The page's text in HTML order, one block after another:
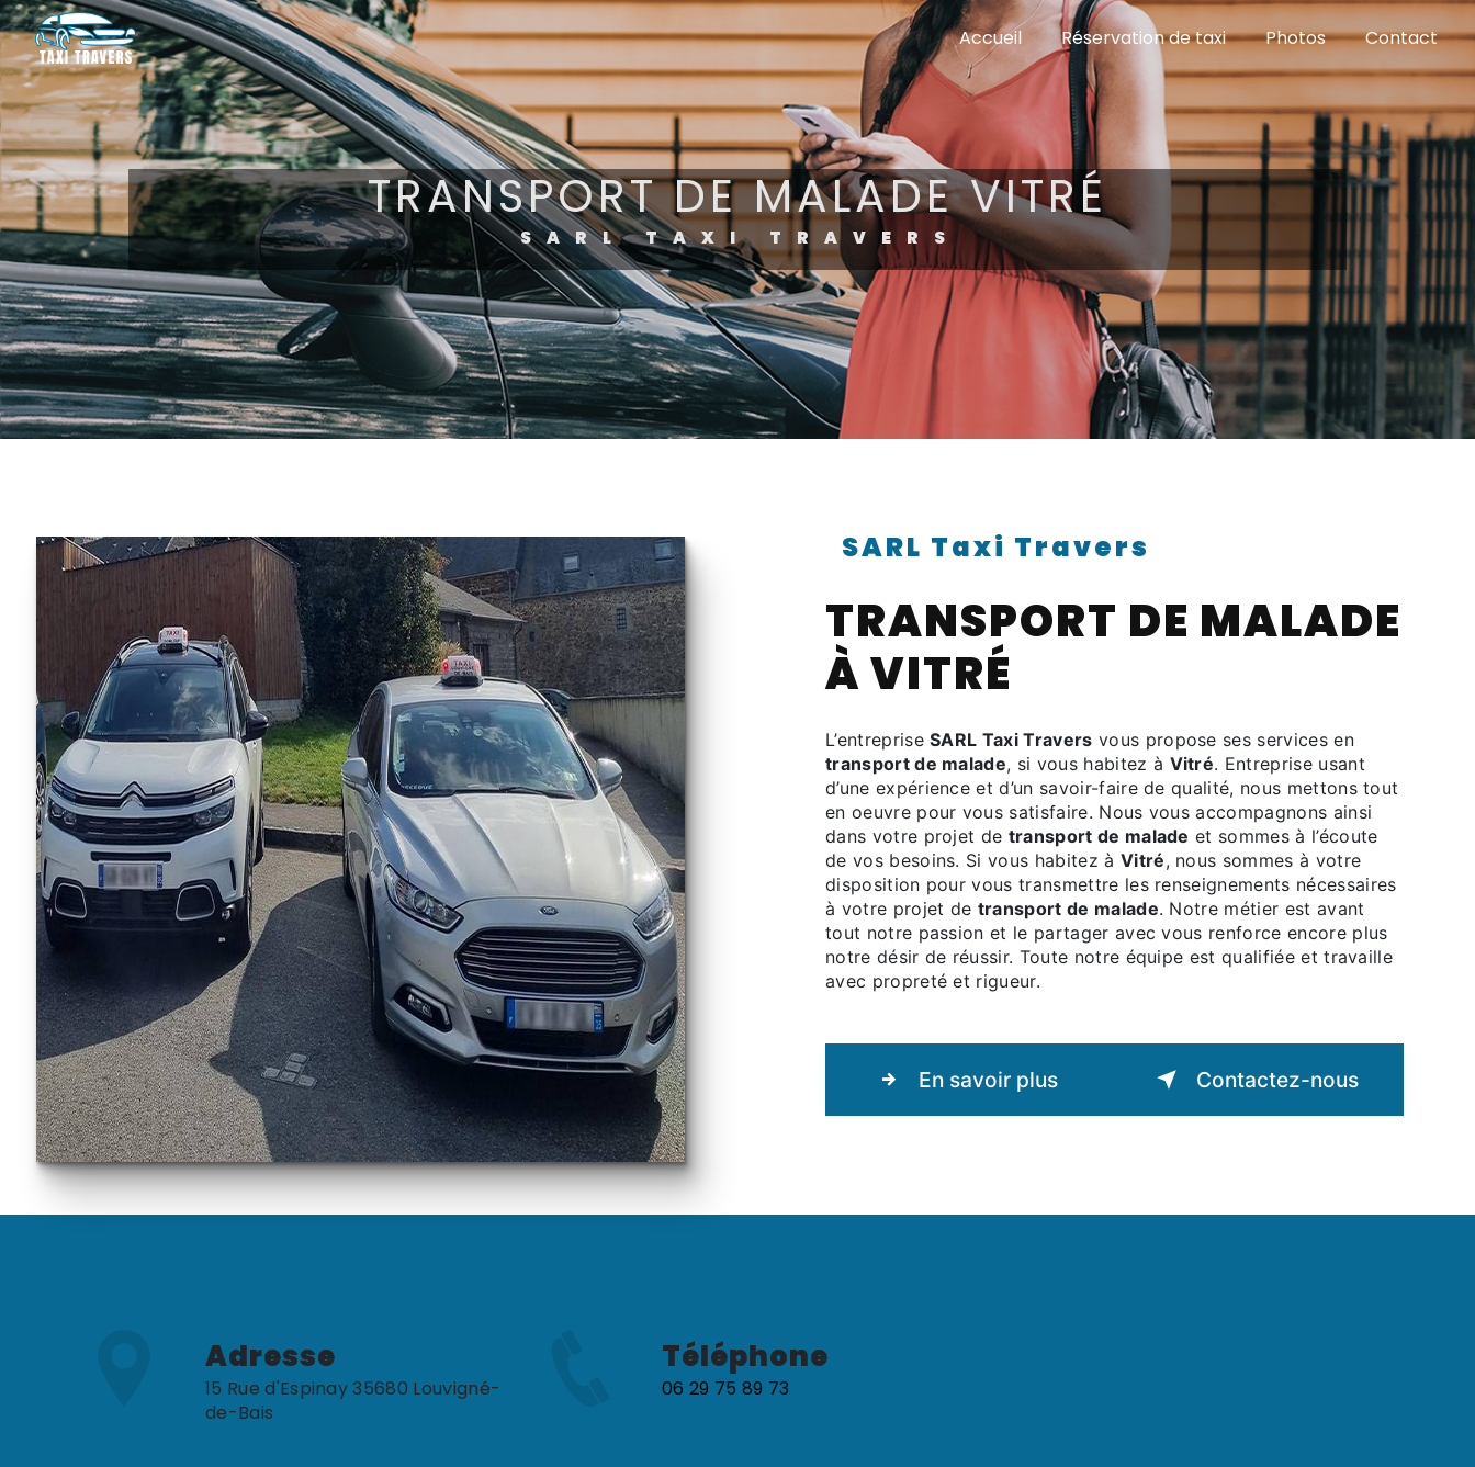
Accueil Réservation de taxi Photos Contact
TRANSPORT DE MALADE VITRÉ
SARL TAXI TRAVERS
SARL Taxi Travers
TRANSPORT DE MALADE
À VITRÉ
L’entrepriseSARL Taxi Travers vous propose ses services en
transport de malade, si vous habitez à Vitré. Entreprise usant
d’une expérience et d’un savoir-faire de qualité, nous mettons tout
en oeuvre pour vous satisfaire. Nous vous accompagnons ainsi
dans votre projet de transport de malade et sommes à l’écoute
de vos besoins. Si vous habitez à Vitré, nous sommes à votre
disposition pour vous transmettre les renseignements nécessaires
à votre projet de transport de malade. Notre métier est avant
tout notre passion et le partager avec vous renforce encore plus
notre désir de réussir. Toute notre équipe est qualifiée et travaille
avec propreté et rigueur.
En savoir plus Contactez-nous
Adresse
15 Rue d'Espinay 35680 Louvigné-
de-Bais
Téléphone
06 29 75 89 73
Panneau de gestion des cookies